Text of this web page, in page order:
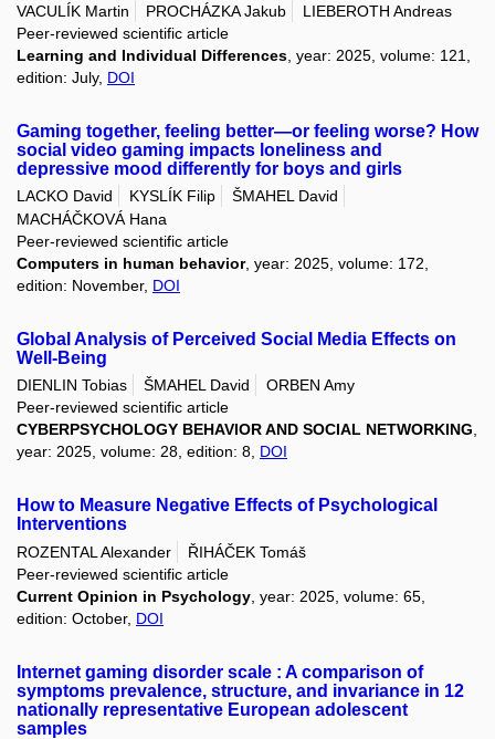
VACULÍK Martin
PROCHÁZKA Jakub
LIEBEROTH Andreas
Peer-reviewed scientific article
Learning and Individual Differences , year: 2025, volume: 121,
edition: July, DOI
Gaming together, feeling better—or feeling worse? How
social video gaming impacts loneliness and
depressive mood differently for boys and girls
LACKO David KYSLÍK Filip
ŠMAHEL David
MACHÁČKOVÁ Hana
Peer-reviewed scientific article
Computers in human behavior, year: 2025, volume: 172,
edition: November, DOI
Global Analysis of Perceived Social Media Effects on
Well-Being
DIENLIN Tobias ŠMAHEL David
ORBEN Amy
Peer-reviewed scientific article
CYBERPSYCHOLOGY BEHAVIOR AND SOCIAL NETWORKING,
year: 2025, volume: 28, edition: 8, DOI
How to Measure Negative Effects of Psychological
Interventions
ROZENTAL Alexander
ŘIHÁČEK Tomáš
Peer-reviewed scientific article
Current Opinion in Psychology , year: 2025, volume: 65,
edition: October, DOI
Internet gaming disorder scale : A comparison of
symptoms prevalence, structure, and invariance in 12
nationally representative European adolescent
samples